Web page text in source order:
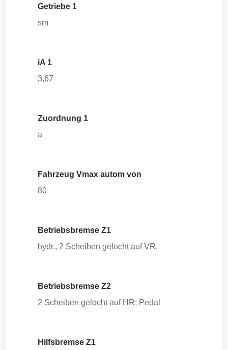
Getriebe 1
sm
iA 1
3,67
Zuordnung 1
a
Fahrzeug Vmax autom von
80
Betriebsbremse Z1
hydr., 2 Scheiben gelocht auf VR,
Betriebsbremse Z2
2 Scheiben gelocht auf HR; Pedal
Hilfsbremse Z1